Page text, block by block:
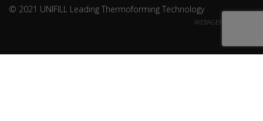
© 2021 UNIFILL Leading Thermoforming Technology
WEBAGENCY CREDITS